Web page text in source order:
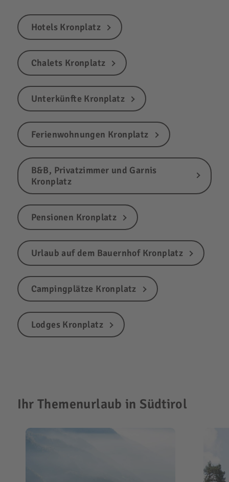
Hotels Kronplatz
Chalets Kronplatz
Unterkünfte Kronplatz
Ferienwohnungen Kronplatz
B&B, Privatzimmer und Garnis
Kronplatz
Pensionen Kronplatz
Urlaub auf dem Bauernhof Kronplatz
Campingplätze Kronplatz
Lodges Kronplatz
Ihr Themenurlaub in Südtirol